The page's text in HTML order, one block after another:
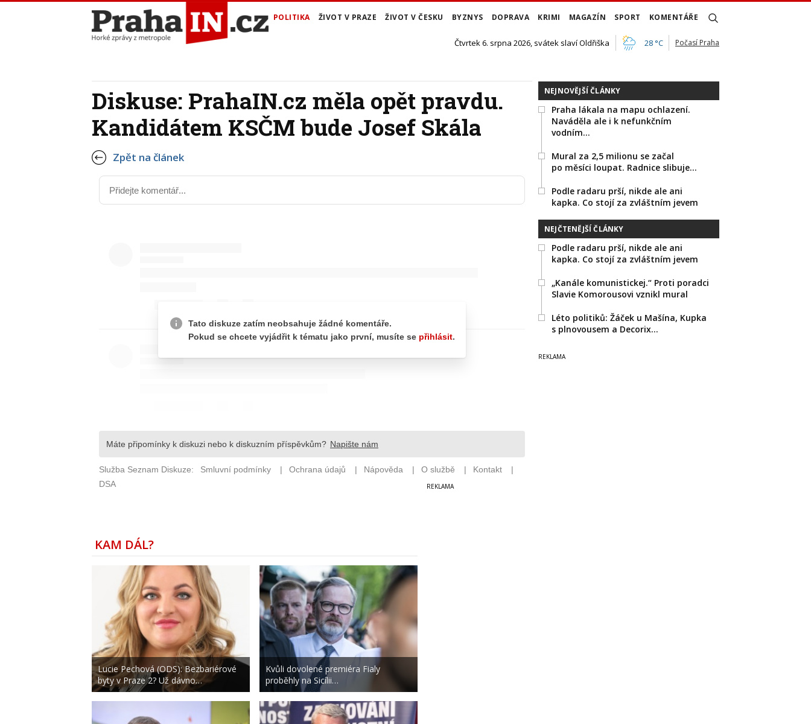
POLITIKA ŽIVOT V PRAZE ŽIVOT V ČESKU BYZNYS DOPRAVA KRIMI MAGAZÍN SPORT KOMENTÁŘE
Čtvrtek 6. srpna 2026, svátek slaví Oldřiška 28 °C Počasí Praha
Diskuse: PrahaIN.cz měla opět pravdu.
Kandidátem KSČM bude Josef Skála
Zpět na článek
NEJNOVĚJŠÍ ČLÁNKY
Praha lákala na mapu ochlazení.
Naváděla ale i k nefunkčním
vodním…
Mural za 2,5 milionu se začal
po měsíci loupat. Radnice slibuje…
Podle radaru prší, nikde ale ani
kapka. Co stojí za zvláštním jevem
NEJČTENĚJŠÍ ČLÁNKY
Podle radaru prší, nikde ale ani
kapka. Co stojí za zvláštním jevem
„Kanále komunistickej.“ Proti poradci
Slavie Komorousovi vznikl mural
Léto politiků: Žáček u Mašína, Kupka
s plnovousem a Decorix…
KAM DÁL?
Lucie Pechová (ODS): Bezbariérové
byty v Praze 2? Už dávno…
Kvůli dovolené premiéra Fialy
proběhly na Sicílii…